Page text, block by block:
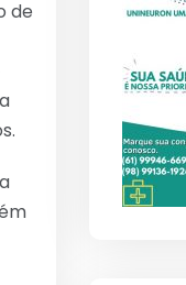
de